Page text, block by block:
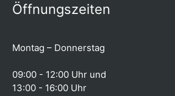
Öffnungszeiten
Montag – Donnerstag
09:00 - 12:00 Uhr und
13:00 - 16:00 Uhr